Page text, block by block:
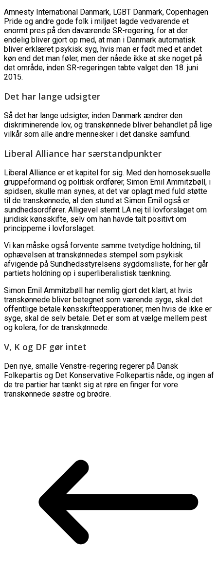
Amnesty International Danmark, LGBT Danmark, Copenhagen
Pride og andre gode folk i miljøet lagde vedvarende et
enormt pres på den daværende SR-regering, for at der
endelig bliver gjort op med, at man i Danmark automatisk
bliver erklæret psykisk syg, hvis man er født med et andet
køn end det man føler, men der nåede ikke at ske noget på
det område, inden SR-regeringen tabte valget den 18. juni
2015.
Det har lange udsigter
Så det har lange udsigter, inden Danmark ændrer den
diskriminerende lov, og transkønnede bliver behandlet på lige
vilkår som alle andre mennesker i det danske samfund.
Liberal Alliance har særstandpunkter
Liberal Alliance er et kapitel for sig. Med den homoseksuelle
gruppeformand og politisk ordfører, Simon Emil Ammitzbøll, i
spidsen, skulle man synes, at det var oplagt med fuld støtte
til de transkønnede, al den stund at Simon Emil også er
sundhedsordfører. Alligevel stemt LA nej til lovforslaget om
juridisk kønsskifte, selv om han havde talt positivt om
principperne i lovforslaget.
Vi kan måske også forvente samme tvetydige holdning, til
ophævelsen at transkønnedes stempel som psykisk
afvigende på Sundhedsstyrelsens sygdomsliste, for her går
partiets holdning op i superliberalistisk tænkning.
Simon Emil Ammitzbøll har nemlig gjort det klart, at hvis
transkønnede bliver betegnet som værende syge, skal det
offentlige betale kønsskifteopperationer, men hvis de ikke er
syge, skal de selv betale. Det er som at vælge mellem pest
og kolera, for de transkønnede.
V, K og DF gør intet
Den nye, smalle Venstre-regering regerer på Dansk
Folkepartis og Det Konservative Folkepartis nåde, og ingen af
de tre partier har tænkt sig at røre en finger for vore
transkønnede søstre og brødre.